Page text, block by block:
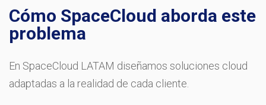
Cómo SpaceCloud aborda este
problema
En SpaceCloud LATAM diseñamos soluciones cloud
adaptadas a la realidad de cada cliente.